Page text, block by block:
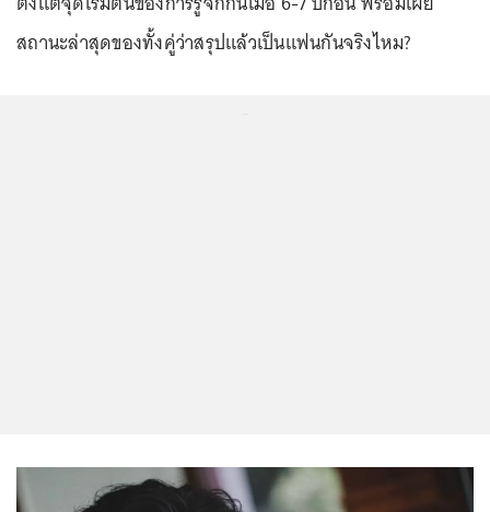
สถานะล่าสุดของทั้งคู่ว่าสรุปแล้วเป็นแฟนกันจริงไหม?